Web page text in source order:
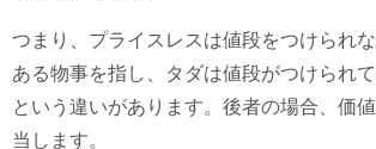
つまり、プライスレスは値段をつけられ
ある物事を指し、タダは値段がつけられ
という違いがあります。後者の場合、価
当します。